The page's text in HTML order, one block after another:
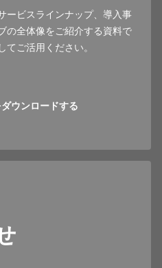
ービスラインナップ、導入事
の全体像をご紹介する資料で
ご活用ください。
ウンロードする